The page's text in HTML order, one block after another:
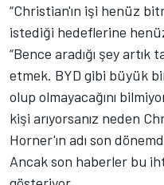
“Christian'ın işi henüz
istediği hedeflerine
“Bence aradığı şey artık
etmek. BYD gibi büyük
olup olmayacağını
kişi arıyorsanız neden
Horner'ın adı son
Ancak son haberler bu